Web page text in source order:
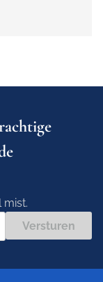
mist.
Versturen